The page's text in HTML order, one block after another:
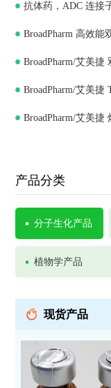
抗体药，ADC 连接
BroadPharm 高效能
BroadPharm/艾美捷
BroadPharm/艾美
Chemistry
BroadPharm/艾美捷
产品分类
分子生化产品
植物学产品
现货产品